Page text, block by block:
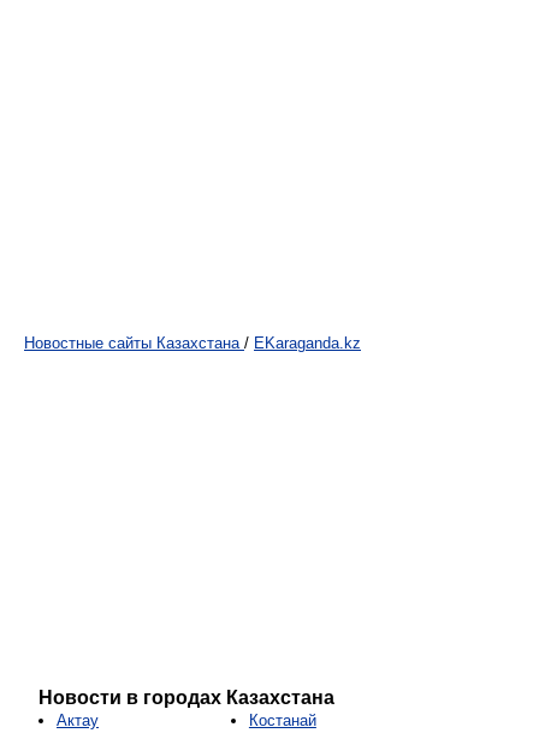
Новостные сайты Казахстана / EKaraganda.kz
Новости в городах Казахстана
Актау Костанай